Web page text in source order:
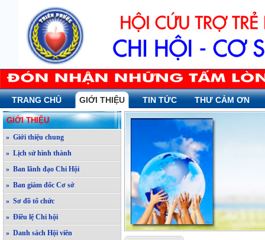
TRANG CHỦ GIỚI THIỆU TIN TỨC THƯ CẢM ƠN
GIỚI THIỆU
» Giới thiệu chung
» Lịch sử hình thành
» Ban lãnh đạo Chi Hội
» Ban giám đốc Cơ sở
» Sơ đồ tổ chức
» Điều lệ Chi hội
» Danh sách Hội viên